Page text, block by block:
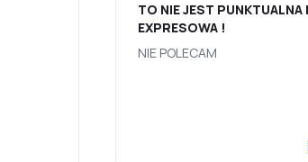
TO NIE JEST PUNKTUALNA
EXPRESOWA !
NIE POLECAM